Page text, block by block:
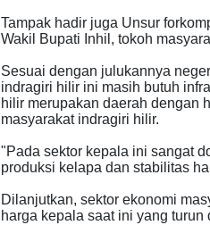
Tampak hadir juga Unsur
Wakil Bupati Inhil, tokoh
Sesuai dengan julukannya
indragiri hilir ini masih butuh
hilir merupakan daerah dengan
masyarakat indragiri hilir.
"Pada sektor kepala ini sangat
produksi kelapa dan stabilitas
Dilanjutkan, sektor ekonomi
harga kepala saat ini yang